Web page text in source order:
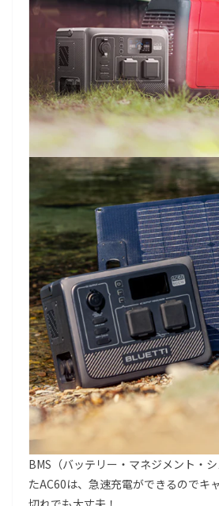
BMS（バッテリー・マネジメント・
たAC60は、急速充電ができるのでキ